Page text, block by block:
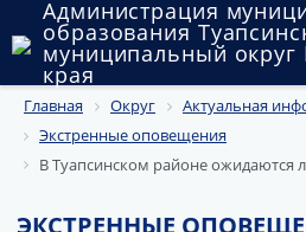
Администрация
образования
муниципальный округ
края
Округ
Администрация
Муниципальные закупки
Главная Округ
Актуальная
Экстренные оповещения
В Туапсинском районе ожидаются